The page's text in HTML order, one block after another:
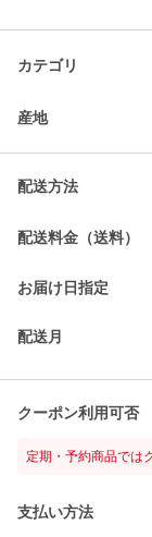
カテゴリ
産地
配送方法
配送料金（送料）
お届け日指定
配送月
クーポン利用可否
定期・予約商品では
支払い方法